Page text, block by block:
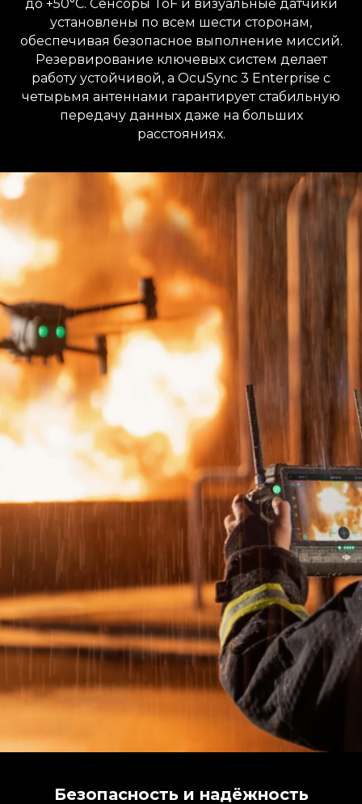
до +50°C. Сенсоры ToF и визуальные датчики
установлены по всем шести сторонам,
обеспечивая безопасное выполнение миссий.
Резервирование ключевых систем делает
работу устойчивой, а OcuSync 3 Enterprise с
четырьмя антеннами гарантирует стабильную
передачу данных даже на больших
расстояниях.
Безопасность и надёжность